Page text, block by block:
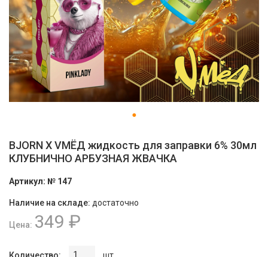
BJORN X VМЁД жидкость для заправки 6% 30мл
КЛУБНИЧНО АРБУЗНАЯ ЖВАЧКА
Артикул: № 147
Наличие на складе: достаточно
Цена: 349 ₽